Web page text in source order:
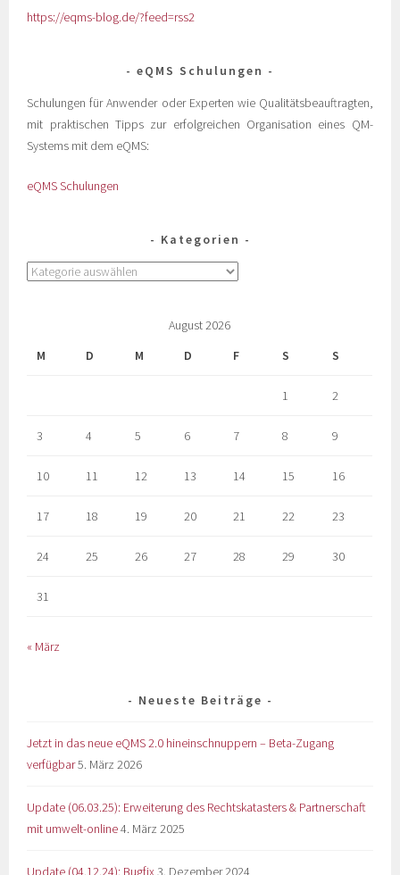
https://eqms-blog.de/?feed=rss2
eQMS Schulungen
Schulungen für Anwender oder Experten wie Qualitätsbeauftragten,
mit praktischen Tipps zur erfolgreichen Organisation eines QM-
Systems mit dem eQMS:
eQMS Schulungen
Kategorien
August 2026
M
D M D F S S
1 2
3 4 5 6 7 8 9
10 11 12 13 14 15 16
17 18 19 20 21 22 23
24 25 26 27 28 29 30
31
« März
Neueste Beiträge
Jetzt in das neue eQMS 2.0 hineinschnuppern – Beta-Zugang
verfügbar5. März 2026
Update (06.03.25): Erweiterung des Rechtskatasters & Partnerschaft
mit umwelt-online4. März 2025
Update (04.12.24): Bugfix 3. Dezember 2024